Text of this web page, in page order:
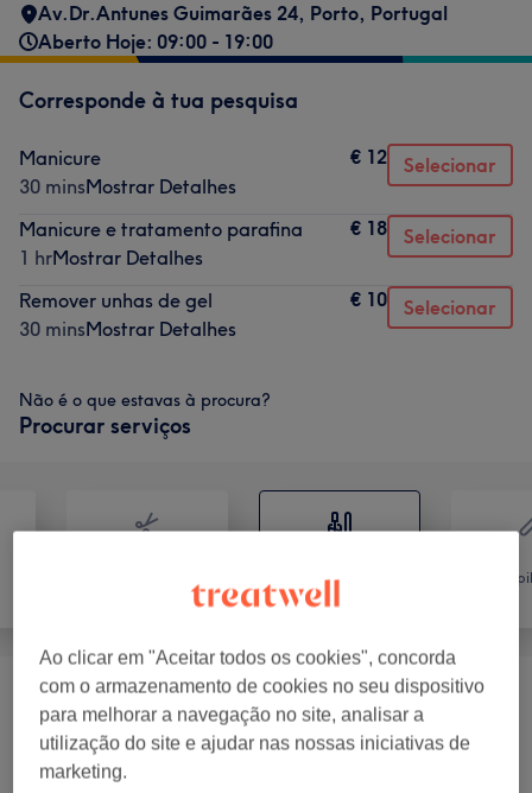
Av.Dr.Antunes Guimarães 24, Porto, Portugal
Aberto Hoje: 09:00 - 19:00
Corresponde à tua pesquisa
Manicure
30 minsMostrar Detalhes
€ 12 Selecionar
Manicure e tratamento parafina
1 hrMostrar Detalhes
€ 18 Selecionar
Remover unhas de gel
30 minsMostrar Detalhes
€ 10 Selecionar
Não é o que estavas à procura?
Procurar serviços
unhas
Manicure E Unhas De Gel (5
Pedicure E Unhas De Gel
Ao clicar em "Aceitar todos os cookies", concorda
com o armazenamento de cookies no seu dispositivo
para melhorar a navegação no site, analisar a
utilização do site e ajudar nas nossas iniciativas de
marketing.